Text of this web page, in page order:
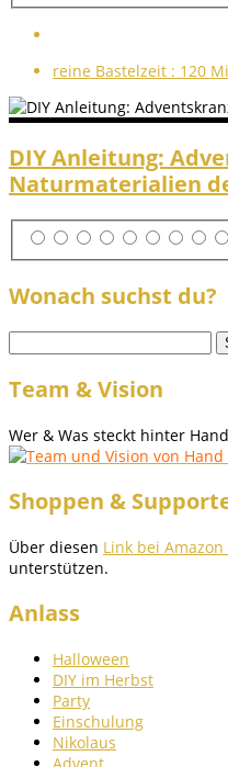
reine Bastelzeit : 120
DIY Anleitung:
Naturmaterialien
Wonach suchst du?
nach:
Team & Vision
Wer & Was steckt hinter
Shoppen &
Über diesen Link bei Amazon
unterstützen.
Anlass
Halloween
DIY im Herbst
Party
Einschulung
Nikolaus
Advent